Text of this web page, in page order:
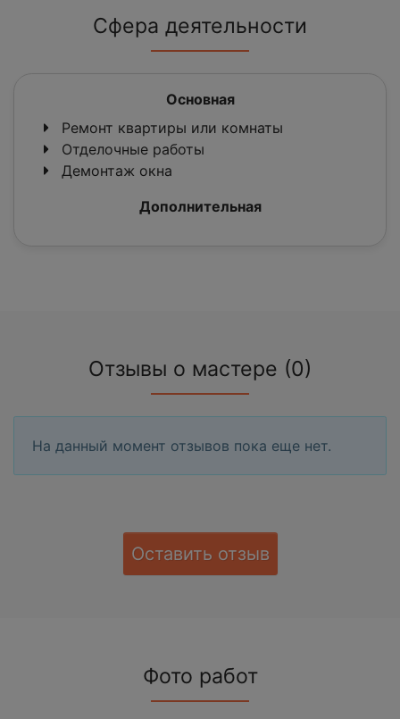
Сфера деятельности
Основная
Ремонт квартиры или комнаты
Отделочные работы
Демонтаж окна
Дополнительная
Отзывы о мастере (0)
На данный момент отзывов пока еще нет.
Оставить отзыв
Фото работ